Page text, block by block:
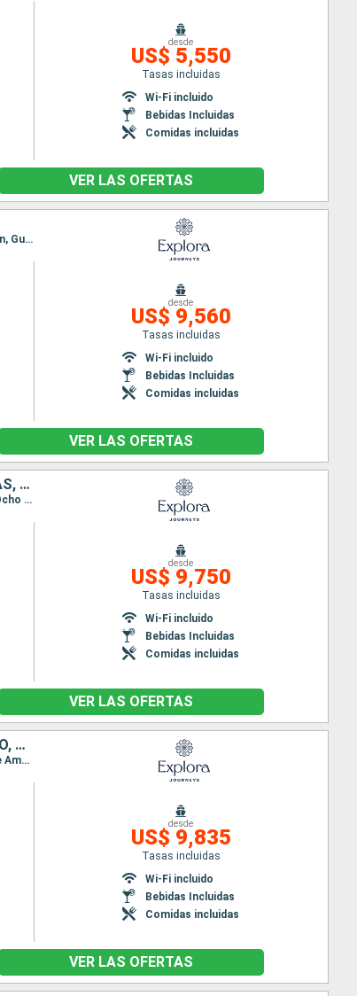
desde
US$ 5,550
Tasas incluidas
Wi-Fi incluido
Bebidas Incluidas
Comidas incluidas
VER LAS OFERTAS
Itinerario : Miami, Saint John's, Terre de Haut, Philipsburg, San Juan, Basse-Terre (Guadalupe), Road Town, Gustavia, Miami
desde
US$ 9,560
Tasas incluidas
Wi-Fi incluido
Bebidas Incluidas
Comidas incluidas
VER LAS OFERTAS
REPÚBLICA DOMINICANA, PUERTO RICO, ESTADOS UNIDOS, JAMAICA, HONDURAS, BELICE
Itinerario : Miami, Puerto Plata, Republica Dominicana, San Juan, Charlotte Amalie, Virgin Gorda, Miami, Ocho Rios, Santo Tomas, Roatan, Belice, Key West, Miami
desde
US$ 9,750
Tasas incluidas
Wi-Fi incluido
Bebidas Incluidas
Comidas incluidas
VER LAS OFERTAS
ESTADOS UNIDOS, REPÚBLICA DOMINICANA, ANTIGUA Y BARBUDA, PUERTO RICO, SAN MARTÍN, REINO UNIDO
Itinerario : Miami, Puerto Plata, Isla Catalina, Saint John's, San Juan, Basse-Terre (Guadalupe), Charlotte Amalie, San Juan, Philipsburg, Saint John's, Little Bay, Road Town, Miami
desde
US$ 9,835
Tasas incluidas
Wi-Fi incluido
Bebidas Incluidas
Comidas incluidas
VER LAS OFERTAS